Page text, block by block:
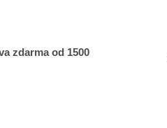
zdarma od 1500